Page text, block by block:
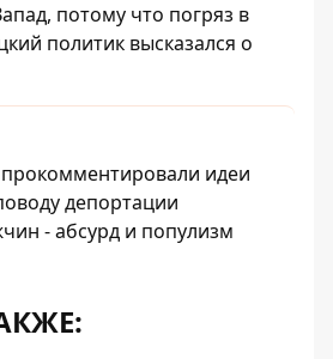
потому что погряз в
политик высказался о
идеи
депортации
- абсурд и популизм